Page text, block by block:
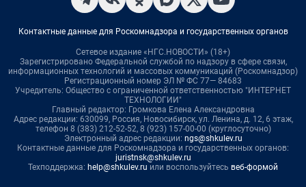
Контактные данные для Роскомнадзора и государственных органов
Сетевое издание «НГС.НОВОСТИ» (18+)
Зарегистрировано Федеральной службой по надзору в сфере связи,
информационных технологий и массовых коммуникаций (Роскомнадзор)
Регистрационный номер ЭЛ № ФС 77— 84683
Учредитель: Общество с ограниченной ответственностью "ИНТЕРНЕТ
ТЕХНОЛОГИИ"
Главный редактор: Громкова Елена Александровна
Адрес редакции: 630099, Россия, Новосибирск, ул. Ленина, д. 12, 6 этаж,
телефон 8 (383) 212-52-52, 8 (923) 157-00-00 (круглосуточно)
Электронный адрес редакции: ngs@shkulev.ru
Контактные данные для Роскомнадзора и государственных органов:
juristnsk@shkulev.ru
Техподдержка: help@shkulev.ru или воспользуйтесь веб-формой